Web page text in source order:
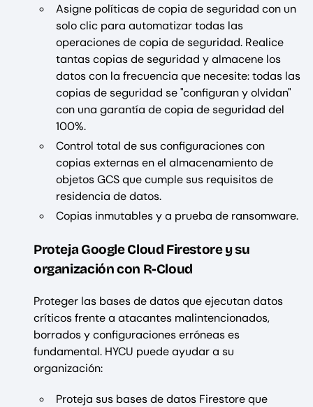
Asigne políticas de copia de seguridad con un
solo clic para automatizar todas las
operaciones de copia de seguridad. Realice
tantas copias de seguridad y almacene los
datos con la frecuencia que necesite: todas las
copias de seguridad se "configuran y olvidan"
con una garantía de copia de seguridad del
100%.
Control total de sus configuraciones con
copias externas en el almacenamiento de
objetos GCS que cumple sus requisitos de
residencia de datos.
Copias inmutables y a prueba de ransomware.
Proteja Google Cloud Firestore y su
organización con R-Cloud
Proteger las bases de datos que ejecutan datos
críticos frente a atacantes malintencionados,
borrados y configuraciones erróneas es
fundamental. HYCU puede ayudar a su
organización:
Proteja sus bases de datos Firestore que